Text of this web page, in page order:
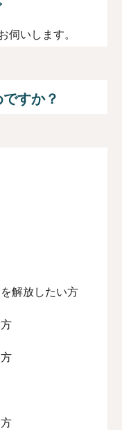
伺いします。
すか？
解放したい方